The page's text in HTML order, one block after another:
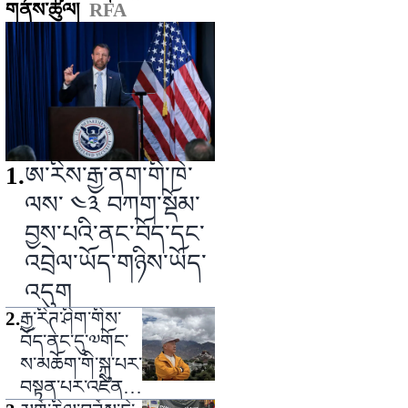
གནས་ཚུལ། RFA
1.ཨ་རིས་རྒྱ་ནག་གི་ཁེ་
ལས་ ༤༣ བཀག་སྡོམ་
བྱས་པའི་ནང་བོད་དང་
འབྲེལ་ཡོད་གཉིས་ཡོད་
འདུག
2.རྒྱ་རིཊ་ཤིག་གིས་
བོད་ནང་དུ་༧གོང་
ས་མཆོག་གི་སྐུ་པར་
བསྟན་པར་འཛིན་